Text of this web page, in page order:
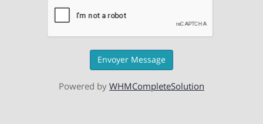
Envoyer Message
Powered by WHMCompleteSolution